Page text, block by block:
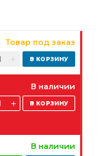
Товар под заказ
В наличии
В наличии